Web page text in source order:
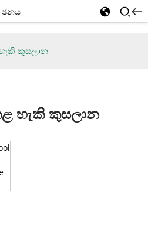
කුසලාන
හැකි කුසලාන